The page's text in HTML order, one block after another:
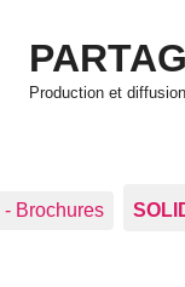
Production et
- Brochures